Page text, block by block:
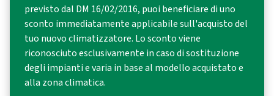
previsto dal DM 16/02/2016, puoi beneficiare di uno
sconto immediatamente applicabile sull'acquisto del
tuo nuovo climatizzatore. Lo sconto viene
riconosciuto esclusivamente in caso di sostituzione
degli impianti e varia in base al modello acquistato e
alla zona climatica.